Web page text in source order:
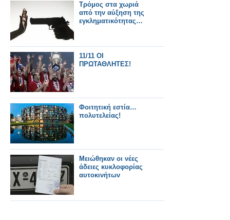
Τρόμος στα χωριά
από την αύξηση της
εγκληματικότητας…
11/11 ΟΙ
ΠΡΩΤΑΘΛΗΤΕΣ!
Φοιτητική εστία…
πολυτελείας!
Μειώθηκαν οι νέες
άδειες κυκλοφορίας
αυτοκινήτων